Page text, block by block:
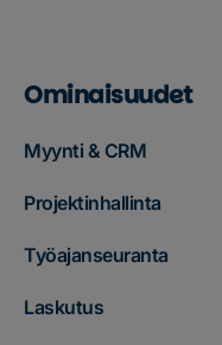
Ominaisuudet
Myynti & CRM
Projektinhallinta
Työajanseuranta
Laskutus